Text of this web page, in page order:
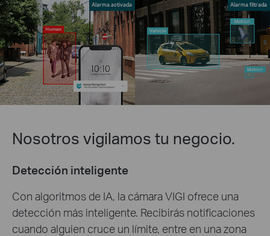
Alarma activada Alarma filtrada
Nosotros vigilamos tu negocio.
Detección inteligente
Con algoritmos de IA, la cámara VIGI ofrece una
detección más inteligente. Recibirás notificaciones
cuando alguien cruce un límite, entre en una zona